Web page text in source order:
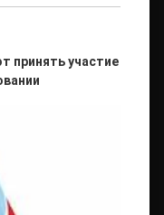
принять участие